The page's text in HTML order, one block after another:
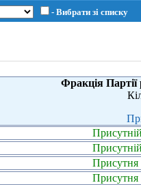
- Вибрати зі списку
Фракція Партії
Присутня
Присутня